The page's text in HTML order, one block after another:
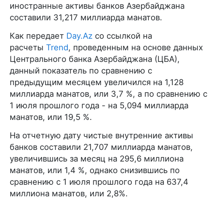
иностранные активы банков Азербайджана
составили 31,217 миллиарда манатов.
Как передает Day.Az со ссылкой на
расчеты Trend, проведенным на основе данных
Центрального банка Азербайджана (ЦБА),
данный показатель по сравнению с
предыдущим месяцем увеличился на 1,128
миллиарда манатов, или 3,7 %, а по сравнению с
1 июля прошлого года - на 5,094 миллиарда
манатов, или 19,5 %.
На отчетную дату чистые внутренние активы
банков составили 21,707 миллиарда манатов,
увеличившись за месяц на 295,6 миллиона
манатов, или 1,4 %, однако снизившись по
сравнению с 1 июля прошлого года на 637,4
миллиона манатов, или 2,8%.